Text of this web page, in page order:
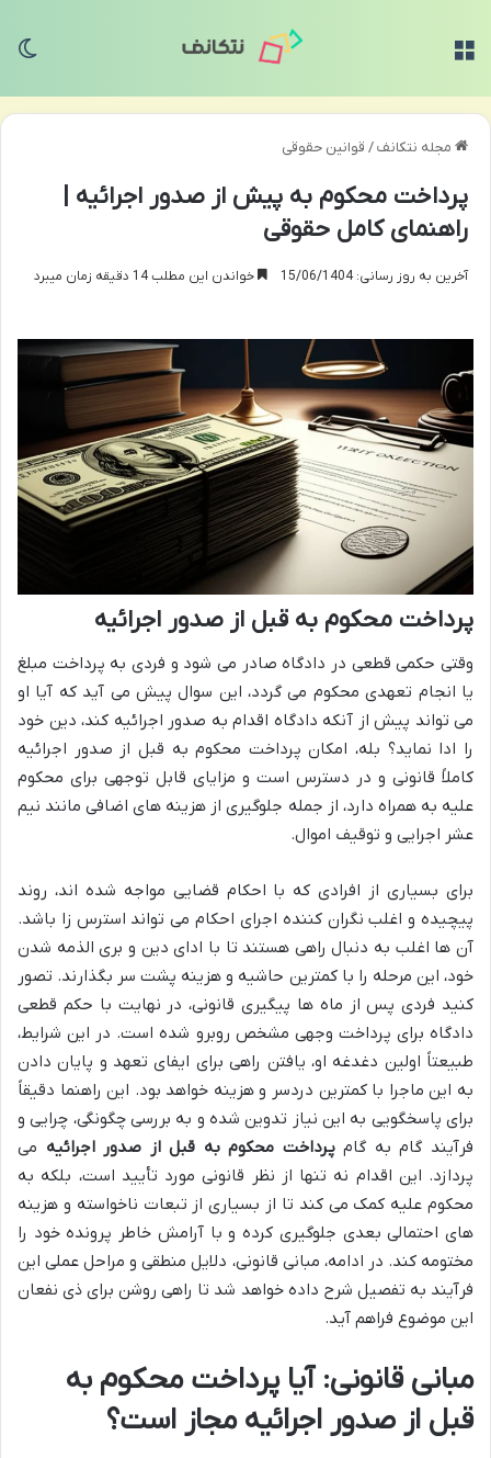
مجله نتکانف/ قوانین حقوقی
پرداخت محکوم به پیش از صدور اجرائیه |
راهنمای کامل حقوقی
آخرین به روز رسانی: 15/06/1404 خواندن این مطلب 14 دقیقه زمان میبرد
پرداخت محکوم به قبل از صدور اجرائیه
وقتی حکمی قطعی در دادگاه صادر می شود و فردی به پرداخت مبلغ
یا انجام تعهدی محکوم می گردد، این سوال پیش می آید که آیا او
می تواند پیش از آنکه دادگاه اقدام به صدور اجرائیه کند، دین خود
را ادا نماید؟ بله، امکان پرداخت محکوم به قبل از صدور اجرائیه
کاملاً قانونی و در دسترس است و مزایای قابل توجهی برای محکوم
علیه به همراه دارد، از جمله جلوگیری از هزینه های اضافی مانند نیم
عشر اجرایی و توقیف اموال.
برای بسیاری از افرادی که با احکام قضایی مواجه شده اند، روند
پیچیده و اغلب نگران کننده اجرای احکام می تواند استرس زا باشد.
آن ها اغلب به دنبال راهی هستند تا با ادای دین و بری الذمه شدن
خود، این مرحله را با کمترین حاشیه و هزینه پشت سر بگذارند. تصور
کنید فردی پس از ماه ها پیگیری قانونی، در نهایت با حکم قطعی
دادگاه برای پرداخت وجهی مشخص روبرو شده است. در این شرایط،
طبیعتاً اولین دغدغه او، یافتن راهی برای ایفای تعهد و پایان دادن
به این ماجرا با کمترین دردسر و هزینه خواهد بود. این راهنما دقیقاً
برای پاسخگویی به این نیاز تدوین شده و به بررسی چگونگی، چرایی و
فرآیند گام به گامپرداخت محکوم به قبل از صدور اجرائیه می
پردازد. این اقدام نه تنها از نظر قانونی مورد تأیید است، بلکه به
محکوم علیه کمک می کند تا از بسیاری از تبعات ناخواسته و هزینه
های احتمالی بعدی جلوگیری کرده و با آرامش خاطر پرونده خود را
مختومه کند. در ادامه، مبانی قانونی، دلایل منطقی و مراحل عملی این
فرآیند به تفصیل شرح داده خواهد شد تا راهی روشن برای ذی نفعان
این موضوع فراهم آید.
مبانی قانونی: آیا پرداخت محکوم به
قبل از صدور اجرائیه مجاز است؟